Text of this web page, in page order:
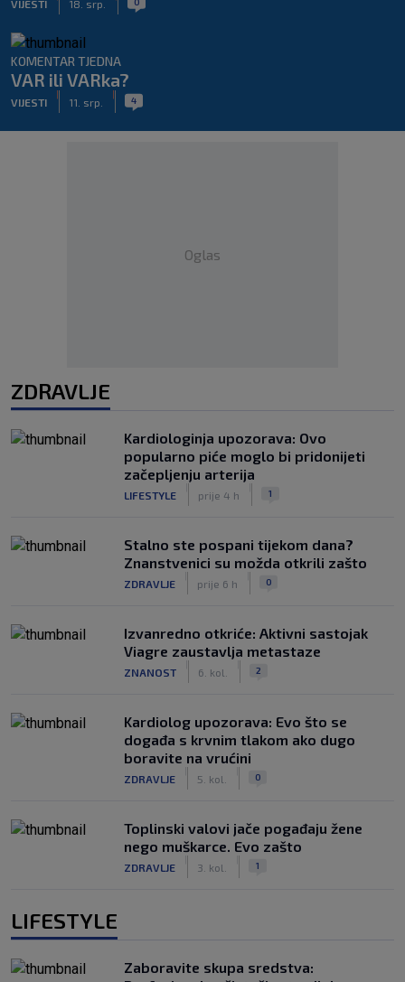
VIJESTI 18. srp.
KOMENTAR TJEDNA
VAR ili VARka?
VIJESTI 11. srp. 4
Oglas
ZDRAVLJE
Kardiologinja upozorava: Ovo
popularno piće moglo bi pridonijeti
začepljenju arterija
LIFESTYLE prije 4 h 1
Stalno ste pospani tijekom dana?
Znanstvenici su možda otkrili zašto
ZDRAVLJE prije 6 h 0
Izvanredno otkriće: Aktivni sastojak
Viagre zaustavlja metastaze
ZNANOST 6. kol. 2
Kardiolog upozorava: Evo što se
događa s krvnim tlakom ako dugo
boravite na vrućini
ZDRAVLJE 5. kol. 0
Toplinski valovi jače pogađaju žene
nego muškarce. Evo zašto
ZDRAVLJE 3. kol. 1
LIFESTYLE
Zaboravite skupa sredstva: